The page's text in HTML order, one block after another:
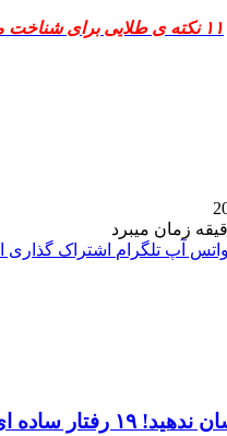
۱۱ نکته ی طلایی برای شناخت مردان عاشق
واتس آپ تلگرام اشتراک گذاری
دیگر بی ادبانه هستند